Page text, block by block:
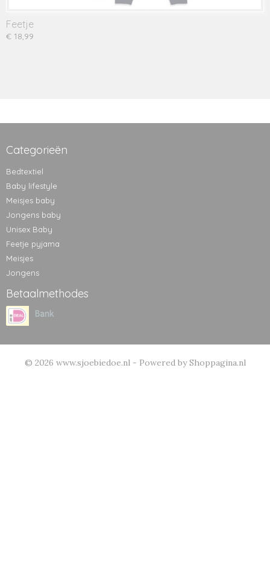
Feetje
€ 18,99
Categorieën
Bedtextiel
Baby lifestyle
Meisjes baby
Jongens baby
Unisex Baby
Feetje pyjama
Meisjes
Jongens
Betaalmethodes
© 2026 www.sjoebiedoe.nl - Powered by Shoppagina.nl